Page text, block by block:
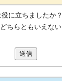
に立ちましたか？
どちらともいえない
送信